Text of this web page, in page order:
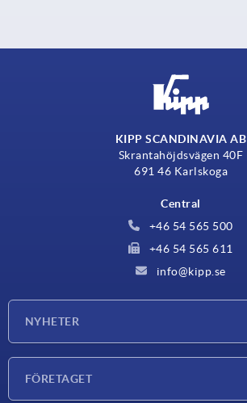
KIPP SCANDINAVIA AB
Skrantahöjdsvägen 40F
691 46 Karlskoga
Central
+46 54 565 500
+46 54 565 611
info@kipp.se
NYHETER
FÖRETAGET